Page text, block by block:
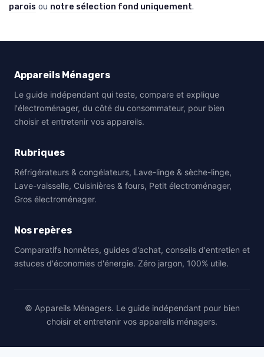
parois ou notre sélection fond uniquement.
Appareils Ménagers
Le guide indépendant qui teste, compare et explique
l'électroménager, du côté du consommateur, pour bien
choisir et entretenir vos appareils.
Rubriques
Réfrigérateurs & congélateurs, Lave-linge & sèche-linge,
Lave-vaisselle, Cuisinières & fours, Petit électroménager,
Gros électroménager.
Nos repères
Comparatifs honnêtes, guides d'achat, conseils d'entretien et
astuces d'économies d'énergie. Zéro jargon, 100% utile.
© Appareils Ménagers. Le guide indépendant pour bien
choisir et entretenir vos appareils ménagers.